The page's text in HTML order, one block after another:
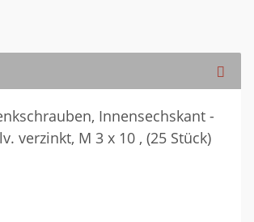
Innensechskant -
verzinkt, M 3 x 10 , (25 Stück)